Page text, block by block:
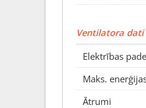
Ventilatora dati
Elektrības
Maks.
Ātrumi